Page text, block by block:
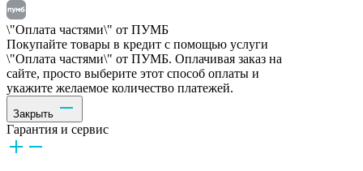
\"Оплата частями\" от ПУМБ
Покупайте товары в кредит с помощью услуги
\"Оплата частями\" от ПУМБ. Оплачивая заказ на
сайте, просто выберите этот способ оплаты и
укажите желаемое количество платежей.
Закрыть
Гарантия и сервис